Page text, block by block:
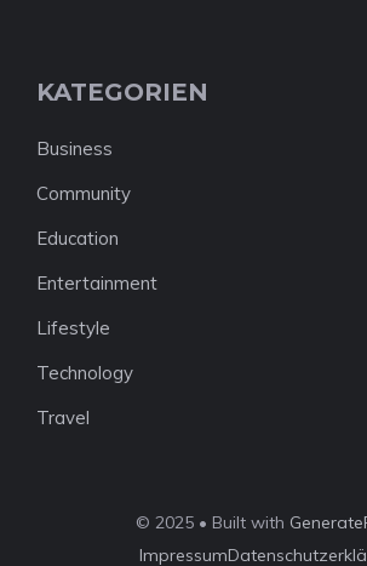
KATEGORIEN
Business
Community
Education
Entertainment
Lifestyle
Technology
Travel
© 2025 • Built with
Impressum